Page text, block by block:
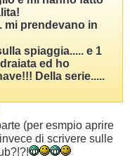
mi prendevano in
spiaggia..... e 1
ed ho
Della serie.....
(per esmpio aprire
di scrivere sulle